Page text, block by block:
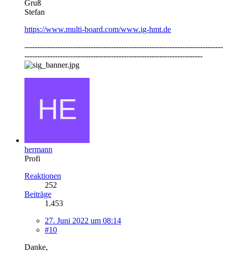
Gruß
Stefan
https://www.multi-board.com/www.ig-hmt.de
------------------------------------------------------------------------------
----------------------------------------------------------------------
hermann
Profi
Reaktionen
252
Beiträge
1.453
27. Juni 2022 um 08:14
#10
Danke,